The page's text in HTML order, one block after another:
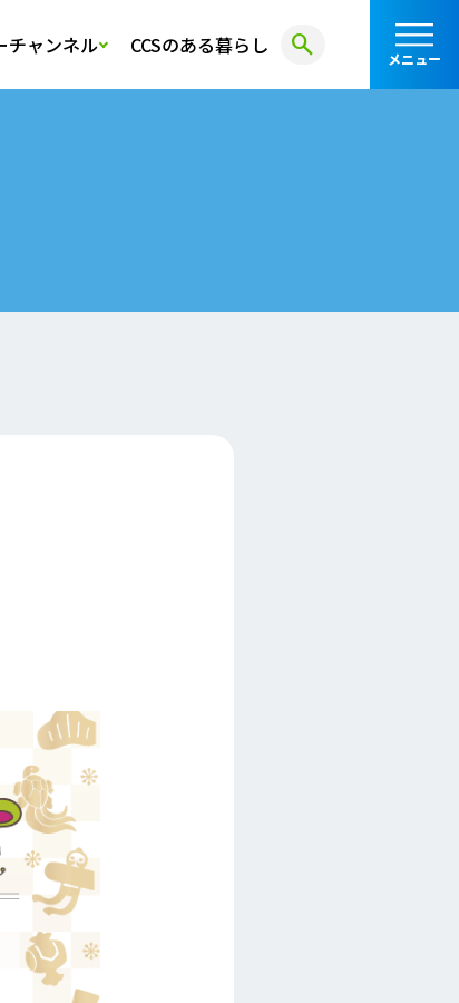
チャンネル CCSのある暮らし search メニュー